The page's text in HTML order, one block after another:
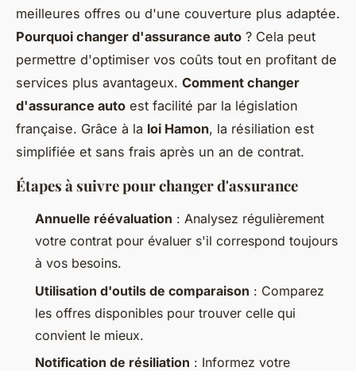
meilleures offres ou d'une couverture plus adaptée.
Pourquoi changer d'assurance auto ? Cela peut
permettre d'optimiser vos coûts tout en profitant de
services plus avantageux. Comment changer
d'assurance auto est facilité par la législation
française. Grâce à la loi Hamon, la résiliation est
simplifiée et sans frais après un an de contrat.
Étapes à suivre pour changer d'assurance
Annuelle réévaluation : Analysez régulièrement
votre contrat pour évaluer s'il correspond toujours
à vos besoins.
Utilisation d'outils de comparaison : Comparez
les offres disponibles pour trouver celle qui
convient le mieux.
Notification de résiliation : Informez votre